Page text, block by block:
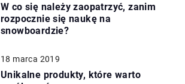
W co się należy zaopatrzyć, zanim
rozpocznie się naukę na
snowboardzie?
18 marca 2019
Unikalne produkty, które warto